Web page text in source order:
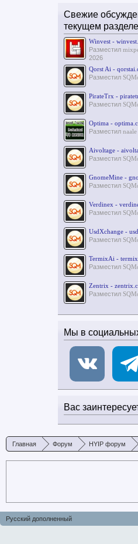
Свежие
текущем
Winvest -
Разместил
2026
Qorst Ai -
Разместил
PirateTrx -
Разместил
Optima -
Разместил naale
Aivoltage -
Разместил
GnomeMine -
Разместил
Verdinex -
Разместил
UsdXchange -
Разместил
TermixAi -
Разместил
Zentrix -
Разместил
Мы в
Вас
Главная Форум HYIP форум
Русский дополненный